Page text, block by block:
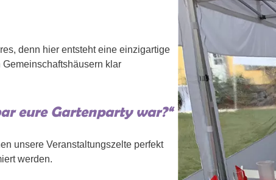
denn hier entsteht eine einzigartige
klar
eure Gartenparty war?“
unsere Veranstaltungszelte perfekt
werden.